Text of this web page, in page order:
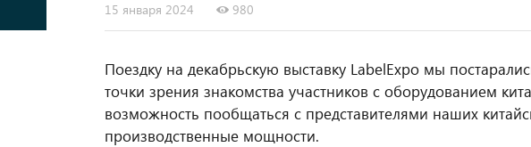
15 января 2024 980
Поездку на декабрьскую выставку LabelExpo мы
точки зрения знакомства участников с оборудованием
возможность пообщаться с представителями наших
производственные мощности.